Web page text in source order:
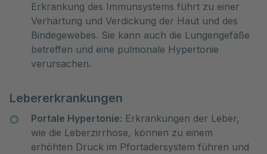
Erkrankung des Immunsystems führt zu einer
Verhärtung und Verdickung der Haut und des
Bindegewebes. Sie kann auch die Lungengefäße
betreffen und eine pulmonale Hypertonie
verursachen.
Lebererkrankungen
Portale Hypertonie: Erkrankungen der Leber,
wie die Leberzirrhose, können zu einem
erhöhten Druck im Pfortadersystem führen und